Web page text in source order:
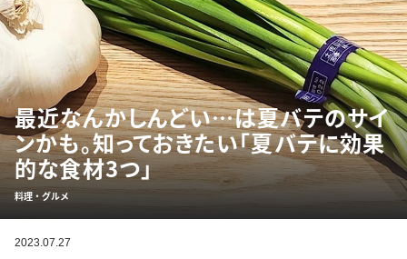
最近なんかしんどい…は夏バテのサイ
ンかも。知っておきたい「夏バテに効果
的な食材3つ」
料理・グルメ
2023.07.27